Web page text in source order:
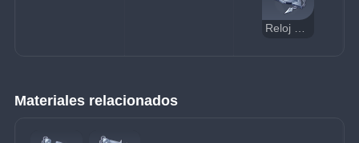
Reloj de bolsillo estándar de Senescal
Materiales relacionados